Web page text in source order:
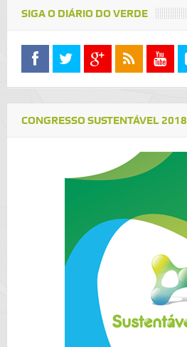
SIGA O DIÁRIO DO VERDE
CONGRESSO SUSTENTÁVEL 2018